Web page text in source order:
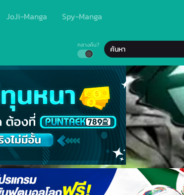
JoJi-Manga Spy-Manga
กลางคืน?